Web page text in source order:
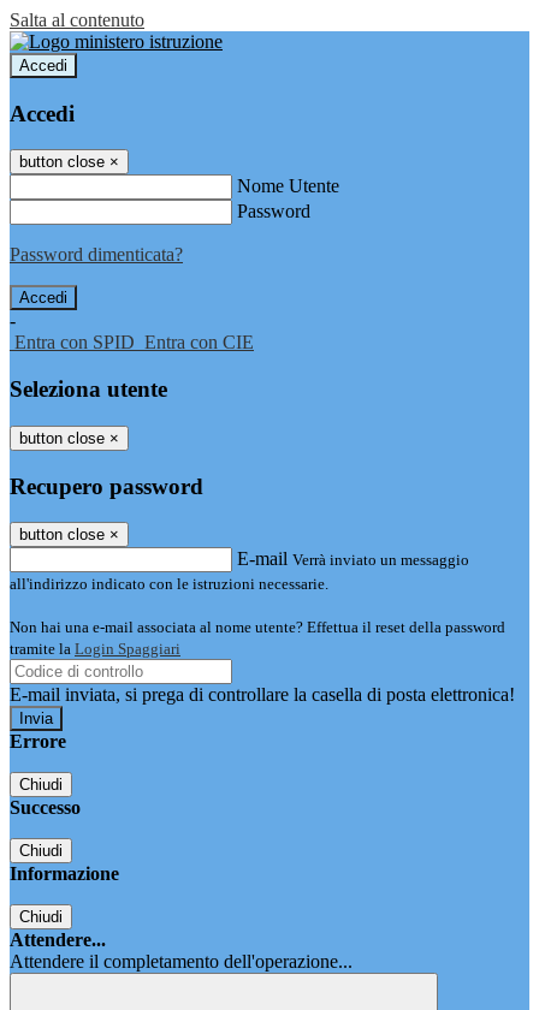
Salta al contenuto
Accedi
Accedi
button close ×
Nome Utente
Password
Password dimenticata?
-
Entra con SPID Entra con CIE
Seleziona utente
button close ×
Recupero password
button close ×
E-mail Verrà inviato un messaggio
all'indirizzo indicato con le istruzioni necessarie.
Non hai una e-mail associata al nome utente? Effettua il reset della password
tramite la Login Spaggiari
E-mail inviata, si prega di controllare la casella di posta elettronica!
Errore
Chiudi
Successo
Chiudi
Informazione
Chiudi
Attendere...
Attendere il completamento dell'operazione...